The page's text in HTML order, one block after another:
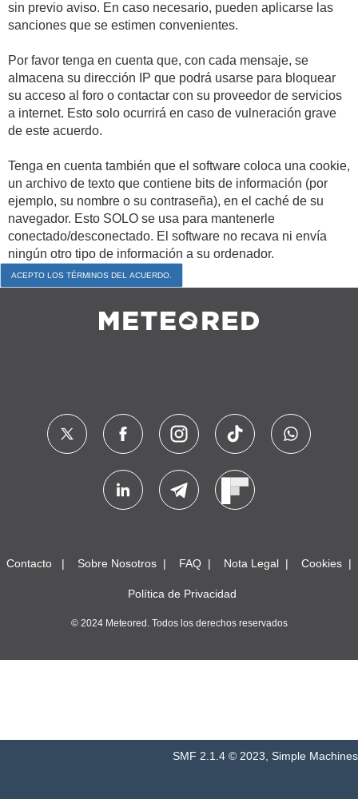
sin previo aviso. En caso necesario, pueden aplicarse las
sanciones que se estimen convenientes.
Por favor tenga en cuenta que, con cada mensaje, se
almacena su dirección IP que podrá usarse para bloquear
su acceso al foro o contactar con su proveedor de servicios
a internet. Esto solo ocurrirá en caso de vulneración grave
de este acuerdo.
Tenga en cuenta también que el software coloca una cookie,
un archivo de texto que contiene bits de información (por
ejemplo, su nombre o su contraseña), en el caché de su
navegador. Esto SOLO se usa para mantenerle
conectado/desconectado. El software no recava ni envía
ningún otro tipo de información a su ordenador.
Contacto Sobre Nosotros FAQ Nota Legal Cookies
Política de Privacidad
© 2024 Meteored. Todos los derechos reservados
SMF 2.1.4 © 2023 Simple Machines